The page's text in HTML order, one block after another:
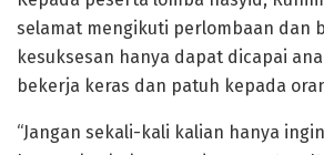
selamat mengikuti perlombaan dan
kesuksesan hanya dapat dicapai
bekerja keras dan patuh kepada
“Jangan sekali-kali kalian hanya